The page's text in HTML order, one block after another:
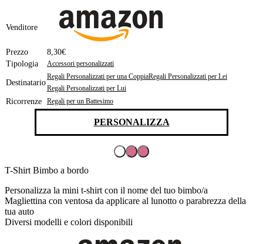
Venditore
Prezzo
8,30€
Tipologia
Accessori personalizzati
Destinatario
Regali Personalizzati per una CoppiaRegali Personalizzati per Lei
Regali Personalizzati per Lui
Ricorrenze Regali per un Battesimo
PERSONALIZZA
T-Shirt Bimbo a bordo
Personalizza la mini t-shirt con il nome del tuo bimbo/a
Magliettina con ventosa da applicare al lunotto o parabrezza della
tua auto
Diversi modelli e colori disponibili